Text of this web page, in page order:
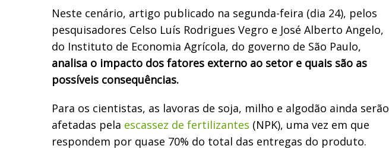
Neste cenário, artigo publicado na segunda-feira (dia 24), pelos
pesquisadores Celso Luís Rodrigues Vegro e José Alberto Angelo,
do Instituto de Economia Agrícola, do governo de São Paulo,
analisa o impacto dos fatores externo ao setor e quais são as
possíveis consequências.
Para os cientistas, as lavoras de soja, milho e algodão ainda serão
afetadas pela escassez de fertilizantes (NPK), uma vez em que
respondem por quase 70% do total das entregas do produto.